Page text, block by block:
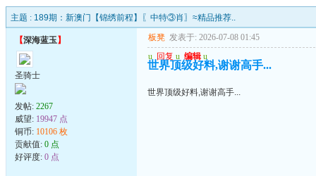
主题 : 189期：新澳门【锦绣前程】〖中特③肖〗≈精品推荐..
【深海蓝玉】
圣骑士
发帖: 2267
威望: 19947 点
铜币: 10106 枚
贡献值: 0 点
好评度: 0 点
板凳 发表于: 2026-07-08 01:45
u 回复 u 编辑 u
世界顶级好料,谢谢高手...
世界顶级好料,谢谢高手...